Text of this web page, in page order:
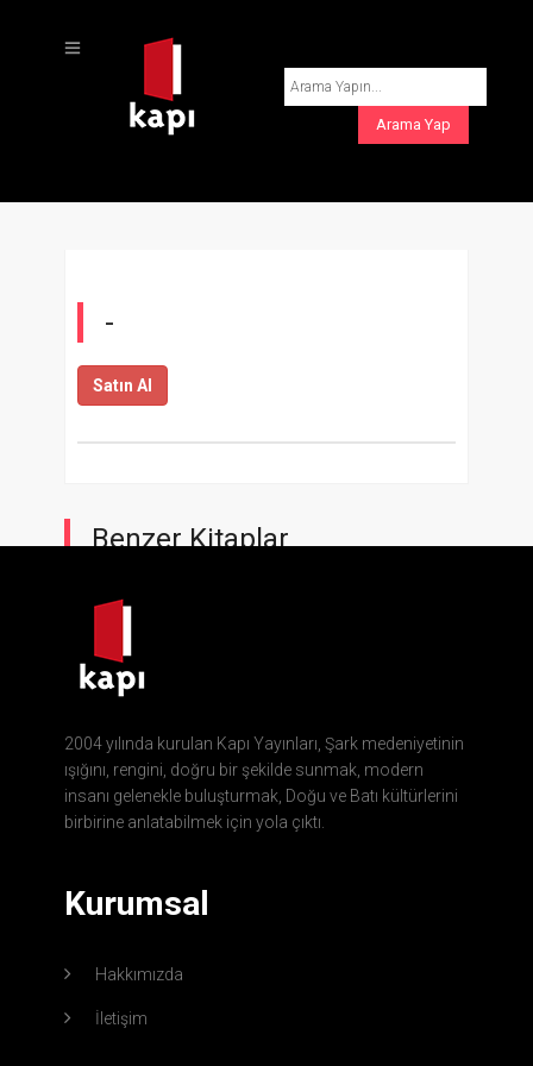
-
Satın Al
Benzer Kitaplar
2004 yılında kurulan Kapı Yayınları, Şark medeniyetinin
ışığını, rengini, doğru bir şekilde sunmak, modern
insanı gelenekle buluşturmak, Doğu ve Batı kültürlerini
birbirine anlatabilmek için yola çıktı.
Kurumsal
Hakkımızda
İletişim